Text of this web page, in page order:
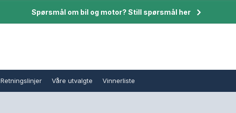
Spørsmål om bil og motor? Still spørsmål her
Retningslinjer Våre utvalgte Vinnerliste